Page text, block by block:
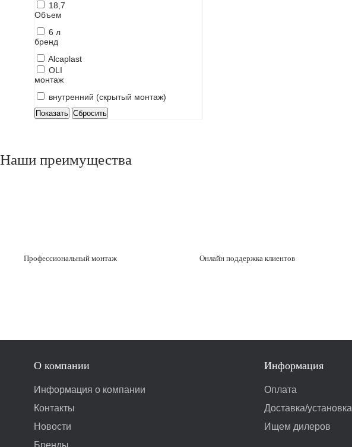
18,7
Объем
6 л
бренд
Alcaplast
OLI
монтаж
внутренний (скрытый монтаж)
Наши преимущества
Профессиональный монтаж Онлайн поддержка клиентов
О компании
Информация о компании
Контакты
Новости
Бренды
Информация
Оплата
Доставка/установка
Ищем дилеров